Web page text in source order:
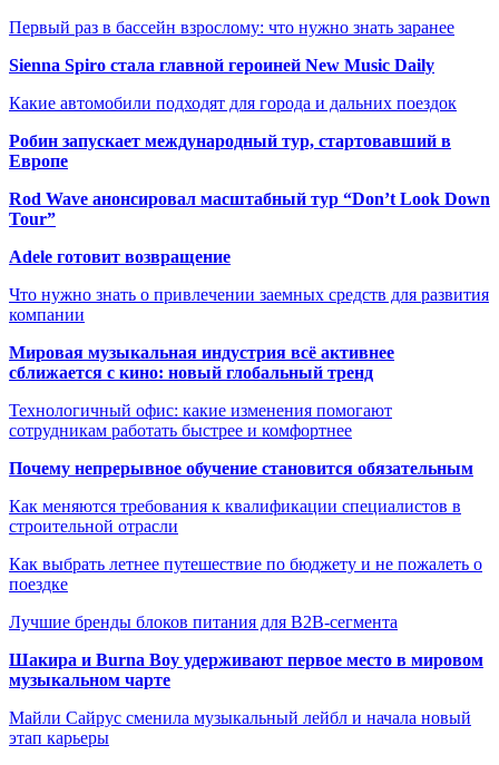
Первый раз в бассейн взрослому: что нужно знать заранее
Sienna Spiro стала главной героиней New Music Daily
Какие автомобили подходят для города и дальних поездок
Робин запускает международный тур, стартовавший в
Европе
Rod Wave анонсировал масштабный тур “Don’t Look Down
Tour”
Adele готовит возвращение
Что нужно знать о привлечении заемных средств для развития
компании
Мировая музыкальная индустрия всё активнее
сближается с кино: новый глобальный тренд
Технологичный офис: какие изменения помогают
сотрудникам работать быстрее и комфортнее
Почему непрерывное обучение становится обязательным
Как меняются требования к квалификации специалистов в
строительной отрасли
Как выбрать летнее путешествие по бюджету и не пожалеть о
поездке
Лучшие бренды блоков питания для B2B-сегмента
Шакира и Burna Boy удерживают первое место в мировом
музыкальном чарте
Майли Сайрус сменила музыкальный лейбл и начала новый
этап карьеры